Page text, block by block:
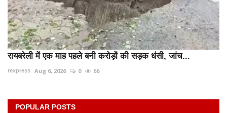
रायबरेली में एक माह पहले बनी करोड़ों की सड़क धंसी, जांच...
rexpress Aug 6, 2026 0 66
POPULAR POSTS